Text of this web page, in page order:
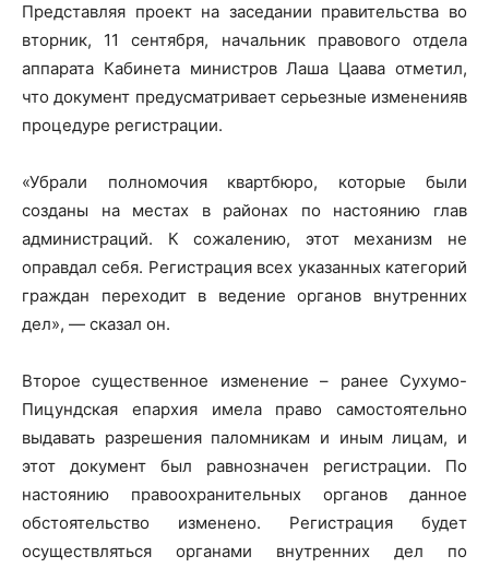
Представляя проект на заседании правительства во
вторник, 11 сентября, начальник правового отдела
аппарата Кабинета министров Лаша Цаава отметил,
что документ предусматривает серьезные измененияв
процедуре регистрации.
«Убрали полномочия квартбюро, которые были
созданы на местах в районах по настоянию глав
администраций. К сожалению, этот механизм не
оправдал себя. Регистрация всех указанных категорий
граждан переходит в ведение органов внутренних
дел», — сказал он.
Второе существенное изменение – ранее Сухумо-
Пицундская епархия имела право самостоятельно
выдавать разрешения паломникам и иным лицам, и
этот документ был равнозначен регистрации. По
настоянию правоохранительных органов данное
обстоятельство изменено. Регистрация будет
осуществляться органами внутренних дел по